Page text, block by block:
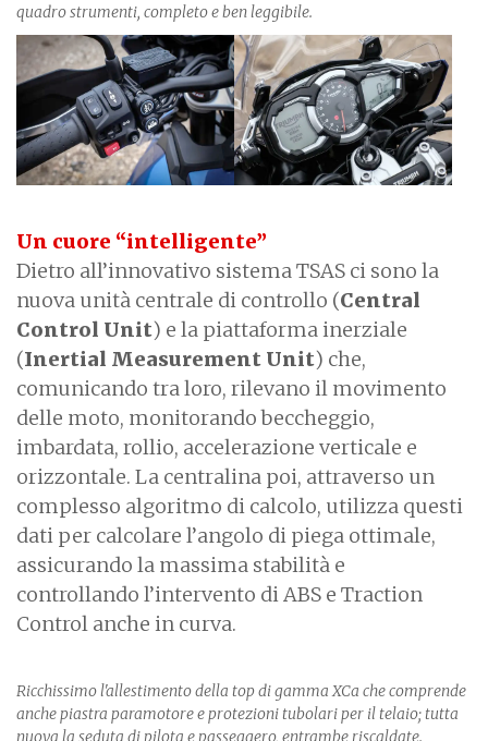
quadro strumenti, completo e ben leggibile.
Un cuore “intelligente”
Dietro all’innovativo sistema TSAS ci sono la
nuova unità centrale di controllo (Central
Control Unit) e la piattaforma inerziale
(Inertial Measurement Unit) che,
comunicando tra loro, rilevano il movimento
delle moto, monitorando beccheggio,
imbardata, rollio, accelerazione verticale e
orizzontale. La centralina poi, attraverso un
complesso algoritmo di calcolo, utilizza questi
dati per calcolare l’angolo di piega ottimale,
assicurando la massima stabilità e
controllando l’intervento di ABS e Traction
Control anche in curva.
Ricchissimo l'allestimento della top di gamma XCa che comprende
anche piastra paramotore e protezioni tubolari per il telaio; tutta
nuova la seduta di pilota e passeggero, entrambe riscaldate.